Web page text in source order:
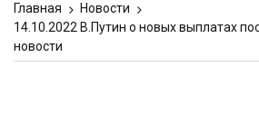
Главная
Новости
14.10.2022 В.Путин о новых выплатах
новости